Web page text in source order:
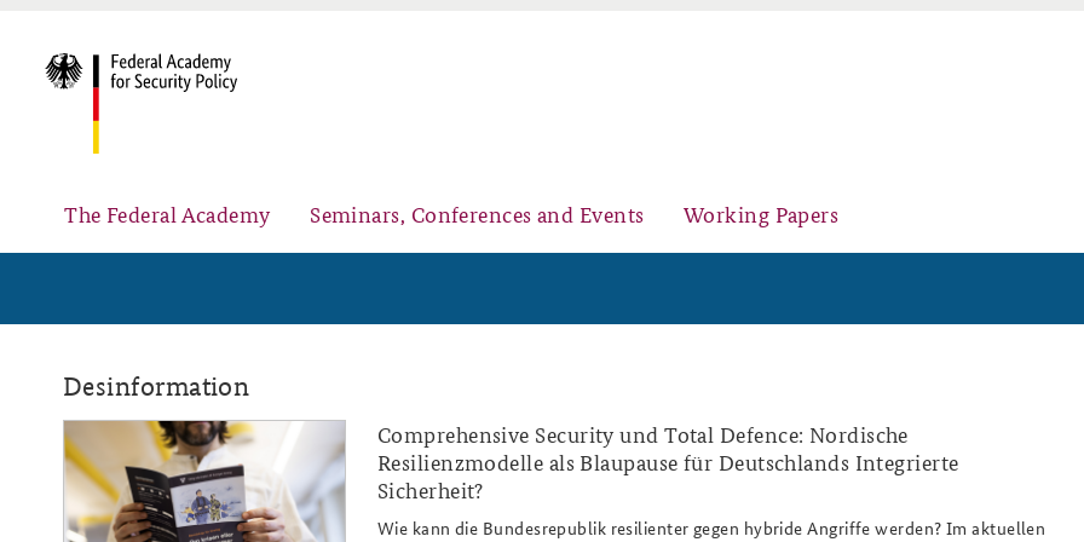
The Federal Academy
Advisory Board
Partners
Seminars, Conferences and Events
Security Policy Course for Senior Officials
Public Events
Working Papers
Desinformation
ap4-
Comprehensive Security und Total Defence: Nordische
Resilienzmodelle als Blaupause für Deutschlands Integrierte
Sicherheit?
Wie kann die Bundesrepublik resilienter gegen hybride Angriffe werden? Im aktuellen